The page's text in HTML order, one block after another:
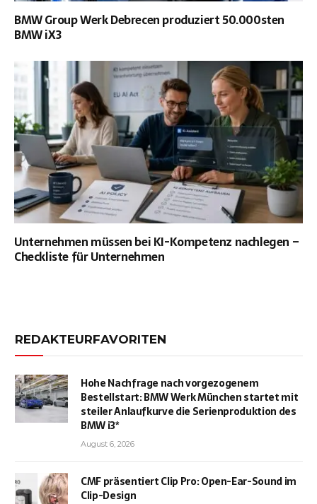
BMW Group Werk Debrecen produziert 50.000sten
BMW iX3
Unternehmen müssen bei KI-Kompetenz nachlegen –
Checkliste für Unternehmen
REDAKTEURFAVORITEN
Hohe Nachfrage nach vorgezogenem
Bestellstart: BMW Werk München startet mit
steiler Anlaufkurve die Serienproduktion des
BMW i3*
August 6, 2026
CMF präsentiert Clip Pro: Open-Ear-Sound im
Clip-Design